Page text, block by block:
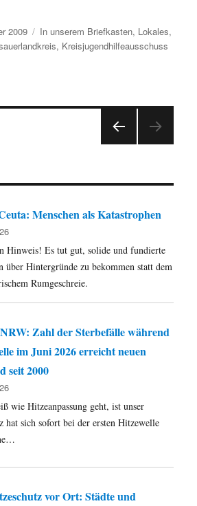
2009 Kategorien
In unserem Briefkasten, Lokales,
, Kreisjugendhilfeausschuss
SEIT
Menschen als Katastrophen
Hinweis! Es tut gut, solide und fundierte
über Hintergründe zu bekommen statt dem
Rumgeschreie.
NRW: Zahl der Sterbefälle während
im Juni 2026 erreicht neuen
seit 2000
wie Hitzeanpassung geht, ist unser
hat sich sofort bei der ersten Hitzewelle
vor Ort: Städte und